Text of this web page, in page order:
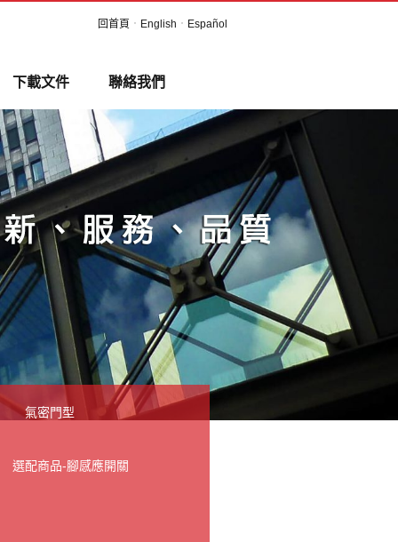
回首頁 ． English ． Español
下載文件 聯絡我們
氣密門型
選配商品-腳感應開關